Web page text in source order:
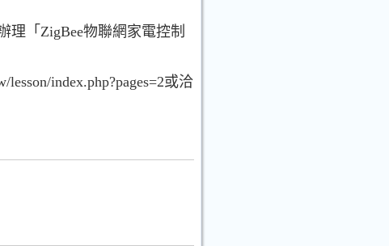
理「ZigBee物聯網家電控制
index.php?pages=2或洽